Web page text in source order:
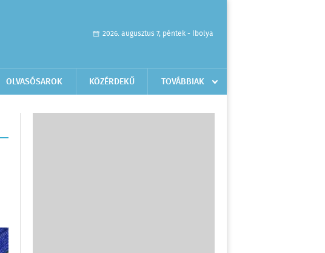
2026. augusztus 7, péntek - Ibolya
OLVASÓSAROK KÖZÉRDEKŰ TOVÁBBIAK